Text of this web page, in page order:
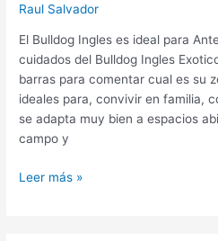
Raul Salvador
El Bulldog Ingles es ideal para
cuidados del Bulldog Ingles
barras para comentar cual es su
ideales para, convivir en familia,
se adapta muy bien a espacios
campo y
Leer más »